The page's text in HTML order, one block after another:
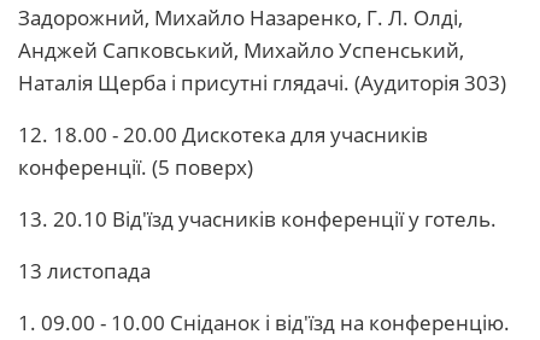
Задорожний, Михайло Назаренко, Г. Л. Олді,
Анджей Сапковський, Михайло Успенський,
Наталія Щерба і присутні глядачі. (Аудиторія 303)
12. 18.00 - 20.00 Дискотека для учасників
конференції. (5 поверх)
13. 20.10 Від'їзд учасників конференції у готель.
13 листопада
1. 09.00 - 10.00 Сніданок і від'їзд на конференцію.